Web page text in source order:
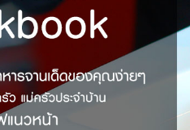
ตวง